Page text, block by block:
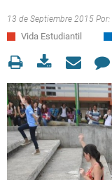
13 de Septiembre 2015 Por:
Vida Estudiantil